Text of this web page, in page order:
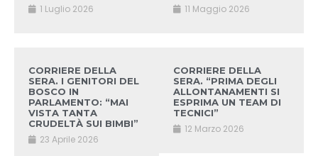
1 Luglio 2026 11 Maggio 2026
CORRIERE DELLA
SERA. I GENITORI DEL
BOSCO IN
PARLAMENTO: “MAI
VISTA TANTA
CRUDELTÀ SUI BIMBI”
23 Aprile 2026
CORRIERE DELLA
SERA. “PRIMA DEGLI
ALLONTANAMENTI SI
ESPRIMA UN TEAM DI
TECNICI”
12 Marzo 2026